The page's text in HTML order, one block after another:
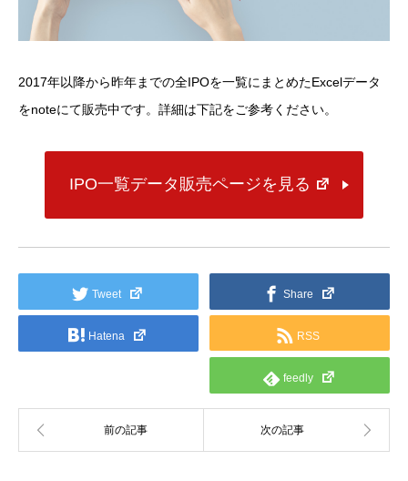
2017年以降から昨年までの全IPOを一覧にまとめたExcelデータ
をnoteにて販売中です。詳細は下記をご参考ください。
IPO一覧データ販売ページを見る
Tweet Share
Hatena RSS
feedly